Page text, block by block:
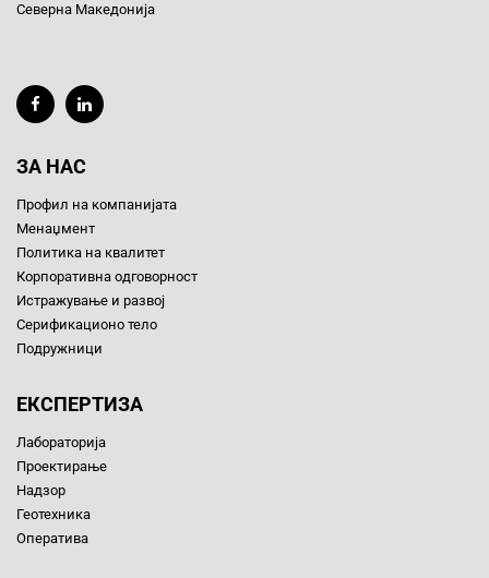
Северна Македонија
ЗА НАС
Профил на компанијата
Менаџмент
Политика на квалитет
Корпоративна одговорност
Истражување и развој
Серификационо тело
Подружници
ЕКСПЕРТИЗА
Лабораторија
Проектирање
Надзор
Геотехника
Оператива